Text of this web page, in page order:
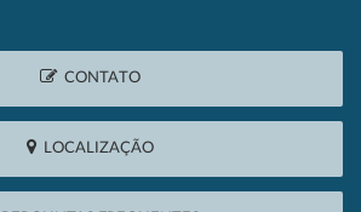
CONTATO
LOCALIZAÇÃO